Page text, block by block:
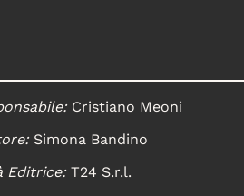
Cristiano Meoni
Simona Bandino
Editrice:T24 S.r.l.